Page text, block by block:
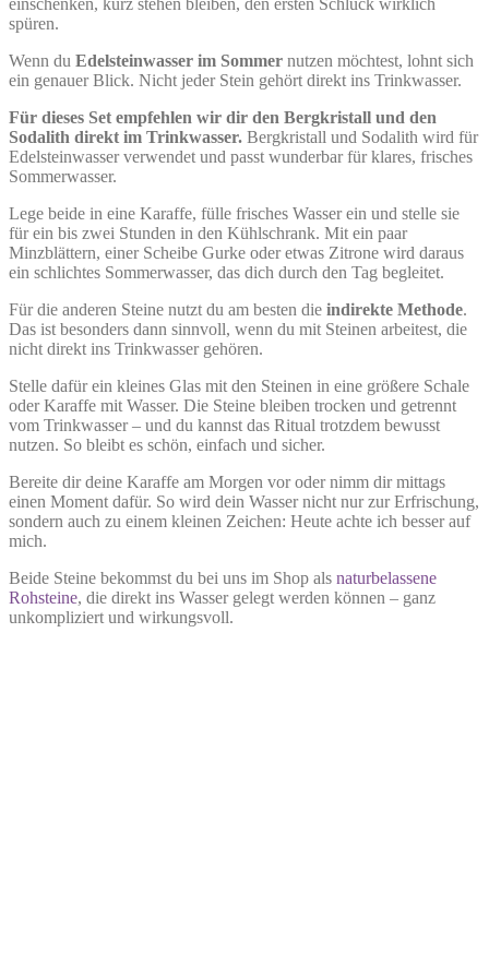
einschenken, kurz stehen bleiben, den ersten Schluck wirklich
spüren.
Wenn du Edelsteinwasser im Sommer nutzen möchtest, lohnt sich
ein genauer Blick. Nicht jeder Stein gehört direkt ins Trinkwasser.
Für dieses Set empfehlen wir dir den Bergkristall und den
Sodalith direkt im Trinkwasser. Bergkristall und Sodalith wird für
Edelsteinwasser verwendet und passt wunderbar für klares, frisches
Sommerwasser.
Lege beide in eine Karaffe, fülle frisches Wasser ein und stelle sie
für ein bis zwei Stunden in den Kühlschrank. Mit ein paar
Minzblättern, einer Scheibe Gurke oder etwas Zitrone wird daraus
ein schlichtes Sommerwasser, das dich durch den Tag begleitet.
Für die anderen Steine nutzt du am besten die indirekte Methode.
Das ist besonders dann sinnvoll, wenn du mit Steinen arbeitest, die
nicht direkt ins Trinkwasser gehören.
Stelle dafür ein kleines Glas mit den Steinen in eine größere Schale
oder Karaffe mit Wasser. Die Steine bleiben trocken und getrennt
vom Trinkwasser – und du kannst das Ritual trotzdem bewusst
nutzen. So bleibt es schön, einfach und sicher.
Bereite dir deine Karaffe am Morgen vor oder nimm dir mittags
einen Moment dafür. So wird dein Wasser nicht nur zur Erfrischung,
sondern auch zu einem kleinen Zeichen: Heute achte ich besser auf
mich.
Beide Steine bekommst du bei uns im Shop als naturbelassene
Rohsteine, die direkt ins Wasser gelegt werden können – ganz
unkompliziert und wirkungsvoll.